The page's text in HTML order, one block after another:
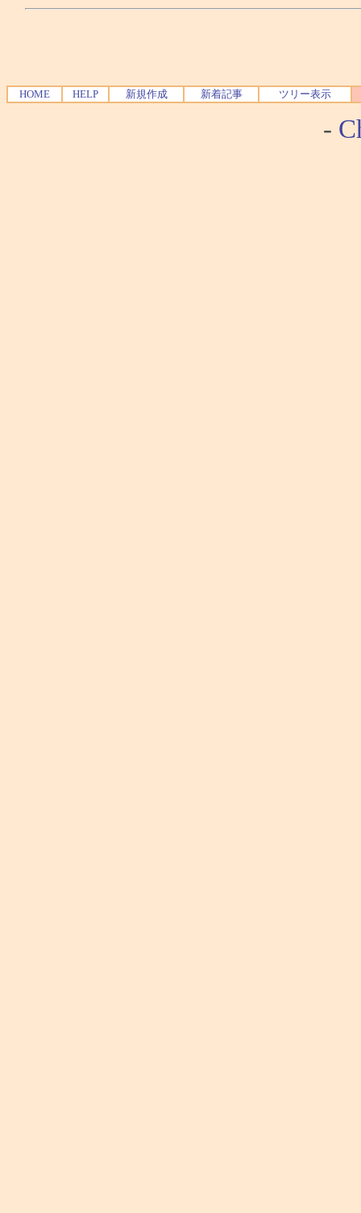
HOME HELP 新規作成 新着記事 ツリー表示
-